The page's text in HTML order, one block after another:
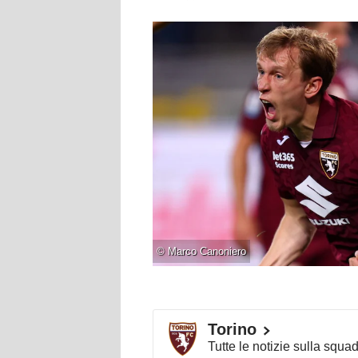
© Marco Canoniero
Torino
Tutte le notizie sulla